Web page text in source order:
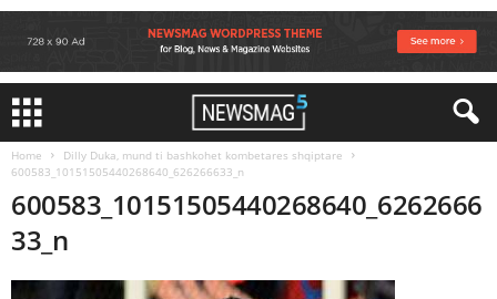
Home
Dilly Duka, mund ti bashkohet kombetares shqiptare
600583_10151505440268640_626266633_n
600583_10151505440268640_6262666
33_n